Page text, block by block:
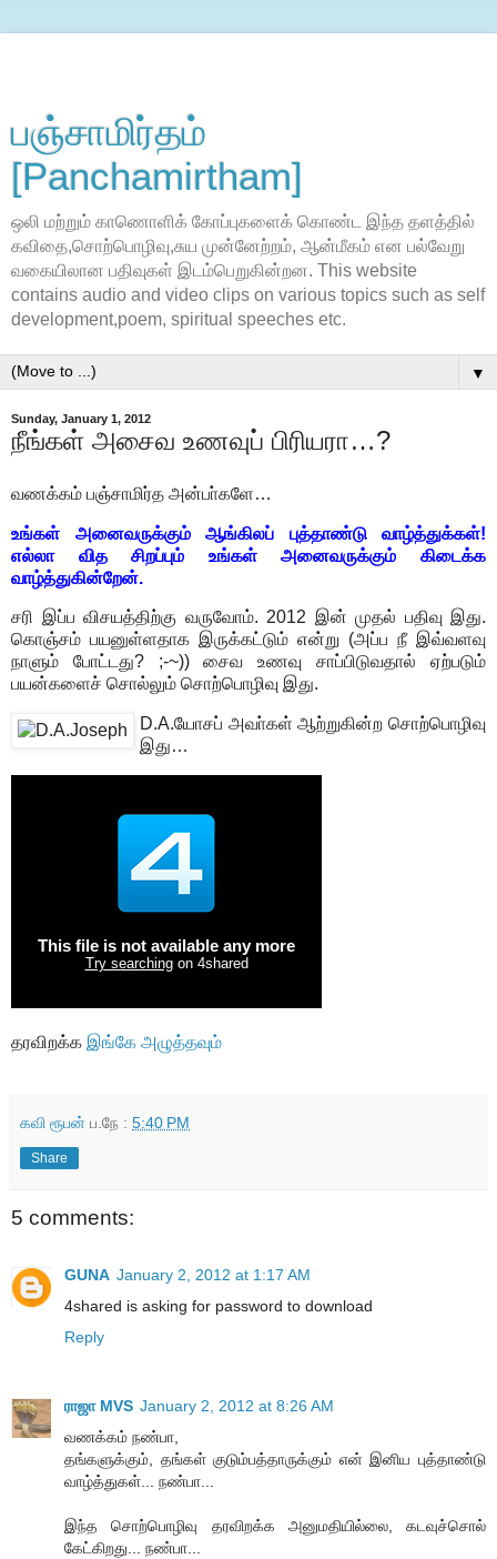
பஞ்சாமிர்தம்
[Panchamirtham]
ஒலி மற்றும் காணொளிக் கோப்புகளைக் கொண்ட இந்த தளத்தில்
கவிதை,சொற்பொழிவு,சுய முன்னேற்றம், ஆன்மீகம் என பல்வேறு
வகையிலான பதிவுகள் இடம்பெறுகின்றன. This website
contains audio and video clips on various topics such as self
development,poem, spiritual speeches etc.
▼
Sunday, January 1, 2012
நீங்கள் அசைவ உணவுப் பிரியரா…?
வணக்கம் பஞ்சாமிர்த அன்பா்களே…
உங்கள் அனைவருக்கும் ஆங்கிலப் புத்தாண்டு வாழ்த்துக்கள்!
எல்லா வித சிறப்பும் உங்கள் அனைவருக்கும் கிடைக்க
வாழ்த்துகின்றேன்.
சரி இப்ப விசயத்திற்கு வருவோம். 2012 இன் முதல் பதிவு இது.
கொஞ்சம் பயனுள்ளதாக இருக்கட்டும் என்று (அப்ப நீ இவ்வளவு
நாளும் போட்டது? ;-~)) சைவ உணவு சாப்பிடுவதால் ஏற்படும்
பயன்களைச் சொல்லும் சொற்பொழிவு இது.
D.A.யோசப் அவா்கள் ஆற்றுகின்ற சொற்பொழிவு
இது…
தரவிறக்க இங்கே அழுத்தவும்
கவி ரூபன் ப.நே : 5:40 PM
Share
5 comments:
GUNA January 2, 2012 at 1:17 AM
4shared is asking for password to download
Reply
ராஜா MVS January 2, 2012 at 8:26 AM
வணக்கம் நண்பா,
தங்களுக்கும், தங்கள் குடும்பத்தாருக்கும் என் இனிய புத்தாண்டு
வாழ்த்துகள்... நண்பா...
இந்த சொற்பொழிவு தரவிறக்க அனுமதியில்லை, கடவுச்சொல்
கேட்கிறது... நண்பா...